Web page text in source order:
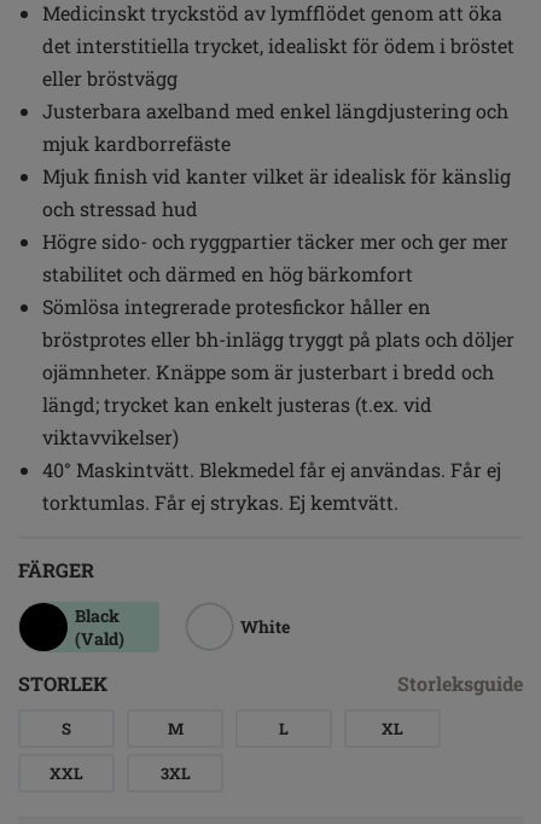
Medicinskt tryckstöd av lymfflödet genom att öka
det interstitiella trycket, idealiskt för ödem i bröstet
eller bröstvägg
Justerbara axelband med enkel längdjustering och
mjuk kardborrefäste
Mjuk finish vid kanter vilket är idealisk för känslig
och stressad hud
Högre sido- och ryggpartier täcker mer och ger mer
stabilitet och därmed en hög bärkomfort
Sömlösa integrerade protesfickor håller en
bröstprotes eller bh-inlägg tryggt på plats och döljer
ojämnheter. Knäppe som är justerbart i bredd och
längd; trycket kan enkelt justeras (t.ex. vid
viktavvikelser)
40° Maskintvätt. Blekmedel får ej användas. Får ej
torktumlas. Får ej strykas. Ej kemtvätt.
FÄRGER
Black
(Vald)
White
STORLEK Storleksguide
S M L XL
XXL 3XL